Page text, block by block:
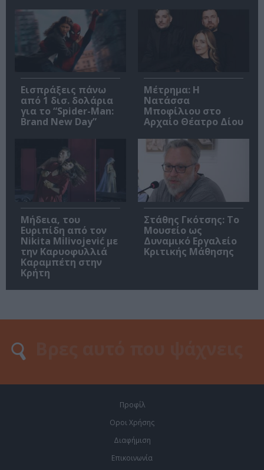
Εισπράξεις πάνω
από 1 δισ. δολάρια
για το “Spider-Man:
Brand New Day”
Μέτρημα: Η
Νατάσσα
Μποφίλιου στο
Αρχαίο Θέατρο Δίου
Μήδεια, του
Ευριπίδη από τον
Nikita Milivojević με
την Καρυοφυλλιά
Καραμπέτη στην
Κρήτη
Στάθης Γκότσης: Το
Μουσείο ως
Δυναμικό Εργαλείο
Κριτικής Μάθησης
Προφίλ
Οροι Χρήσης
Διαφήμιση
Επικοινωνία